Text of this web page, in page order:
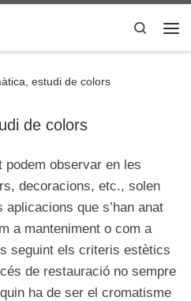
Search
estudi de colors
de colors
observar en les
decoracions, etc., solen
que s’han anat
a manteniment o com a
seguint els criteris estètics
de restauració no sempre
ha de ser el cromatisme